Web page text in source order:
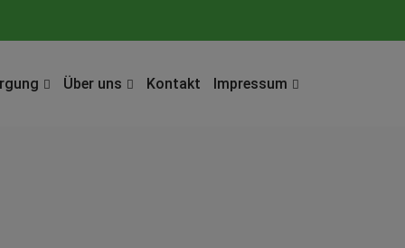
Über uns Kontakt Impressum